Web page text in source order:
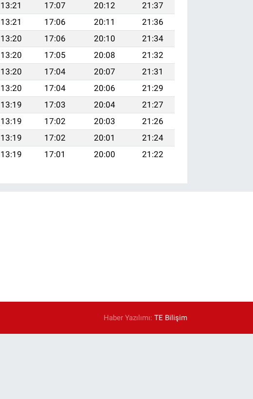
13:21 17:07 20:12
21:37
13:21 17:06 20:11
21:36
13:20 17:06 20:10
21:34
13:20 17:05 20:08
21:32
13:20 17:04 20:07
21:31
13:20 17:04 20:06
21:29
13:19 17:03 20:04
21:27
13:19 17:02 20:03
21:26
13:19 17:02 20:01
21:24
13:19 17:01 20:00 21:22
Haber Yazılımı:TE Bilişim